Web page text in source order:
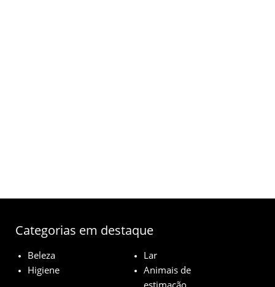
Categorias em destaque
Beleza
Lar
Higiene
Animais de